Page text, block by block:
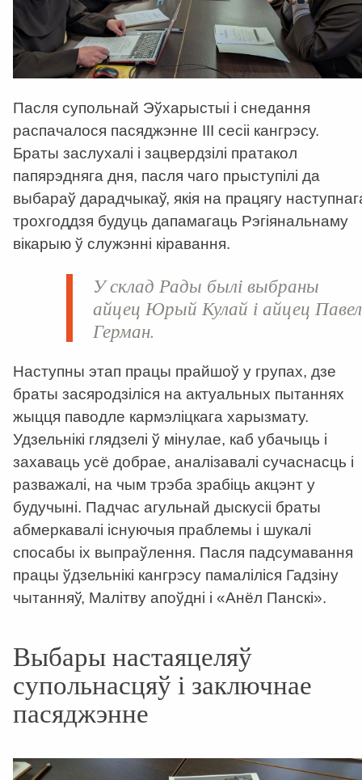
Пасля супольнай Эўхарыстыі і снедання
распачалося пасяджэнне ІІІ сесіі кангрэсу.
Браты заслухалі і зацвердзілі пратакол
папярэдняга дня, пасля чаго прыступілі да
выбараў дарадчыкаў, якія на працягу
трохгоддзя будуць дапамагаць Рэгіянальнаму
вікарыю ў служэнні кіравання.
У склад Рады былі выбраны
айцецЮрый Кулай і айцецПавел
Герман.
Наступны этап працы прайшоў у групах, дзе
браты засяродзіліся на актуальных пытаннях
жыцця паводле кармэліцкага харызмату.
Удзельнікі глядзелі ў мінулае, каб убачыць і
захаваць усё добрае, аналізавалі сучаснасць і
разважалі, на чым трэба зрабіць акцэнт у
будучыні. Падчас агульнай дыскусіі браты
абмеркавалі існуючыя праблемы і шукалі
спосабы іх выпраўлення. Пасля падсумавання
працы ўдзельнікі кангрэсу памаліліся Гадзіну
чытанняў, Малітву апоўдні і «Анёл Панскі».
Выбары настаяцеляў
супольнасцяў і заключнае
пасяджэнне